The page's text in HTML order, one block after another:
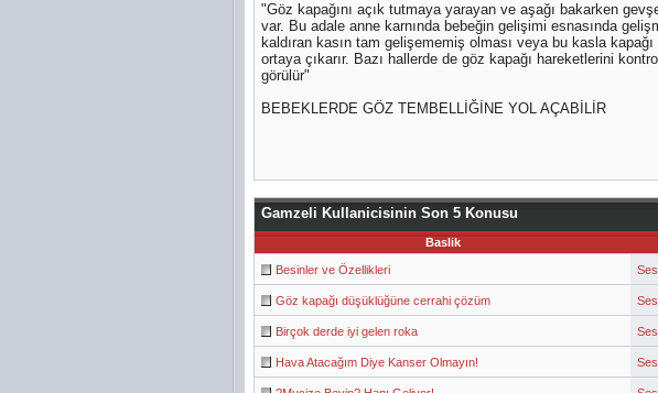
"Göz kapağını açık tutmaya yarayan ve aşağı bakarken
var. Bu adale anne karnında bebeğin gelişimi esnasında
kaldıran kasın tam gelişememiş olması veya bu kasla
ortaya çıkarır. Bazı hallerde de göz kapağı hareketlerini
görülür"
BEBEKLERDE GÖZ TEMBELLİĞİNE YOL AÇABİLİR
Gamzeli Kullanicisinin Son 5 Konusu
Baslik
Besinler ve Özellikleri
Göz kapağı düşüklüğüne cerrahi çözüm
Birçok derde iyi gelen roka
Hava Atacağım Diye Kanser Olmayın!